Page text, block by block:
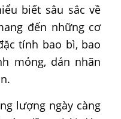
biết sâu sắc về
đến những cơ
tính bao bì, bao
mỏng, dán nhãn
lượng ngày càng